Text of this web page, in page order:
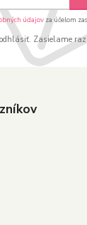
údajov za účelom
odhlásiť. Zasielame